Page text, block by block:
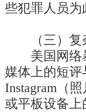
些犯罪人员为
（三）复
美国网络暴
媒体上的短评
Instagram（
或平板设备